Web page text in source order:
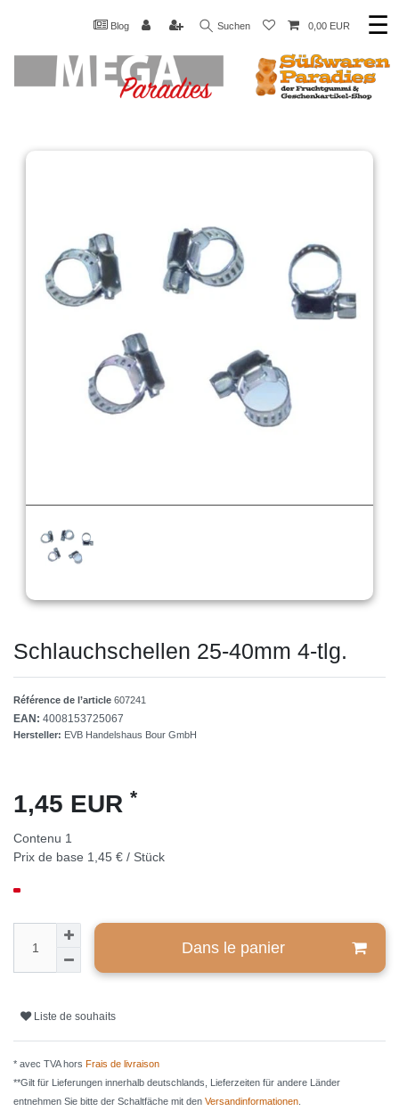
Blog Suchen 0,00 EUR ☰
Schlauchschellen 25-40mm 4-tlg.
Référence de l’article 607241
EAN: 4008153725067
Hersteller: EVB Handelshaus Bour GmbH
1,45 EUR *
Contenu 1
Prix de base 1,45 € / Stück
Dans le panier
Liste de souhaits
* avec TVA hors Frais de livraison
**Gilt für Lieferungen innerhalb deutschlands, Lieferzeiten für andere Länder
entnehmen Sie bitte der Schaltfäche mit den Versandinformationen